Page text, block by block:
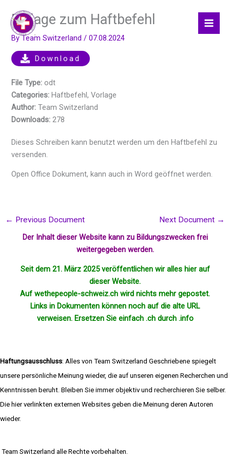
content
Beilage zum Haftbefehl
ByTeam Switzerland/07.08.2024
Dieses Schreiben kann benutzt werden um den Haftbefehl zu
versenden.
Open Office Dokument, kann auch in Word geöffnet werden.
Download
File Type: odt
Categories:Haftbefehl, Vorlage
Author:Team Switzerland
Downloads:278
← Previous Document Next Document →
Der Inhalt dieser Website kann zu Bildungszwecken frei
weitergegeben werden.
Seit dem 21. März 2025 veröffentlichen wir alles hier auf
dieser Website.
Auf wethepeople-schweiz.ch wird nichts mehrgepostet.
Links in Dokumenten können noch auf die alte URL
verweisen. Ersetzen Sie einfach .ch durch .info
Haftungsausschluss: Alles von Team Switzerland Geschriebene spiegelt
unsere persönliche Meinung wieder, die auf unseren eigenen Recherchen und
Kenntnissen beruht. Bleiben Sie immer objektiv und recherchieren Sie selber.
Die hier verlinkten externen Websites geben die Meinung deren Autoren
wieder.
Team Switzerland alle Rechte vorbehalten.